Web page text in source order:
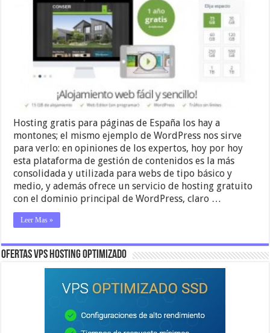
Hosting gratis para páginas de España los hay a
montones; el mismo ejemplo de WordPress nos sirve
para verlo: en opiniones de los expertos, hoy por hoy
esta plataforma de gestión de contenidos es la más
consolidada y utilizada para webs de tipo básico y
medio, y además ofrece un servicio de hosting gratuito
con el dominio principal de WordPress, claro …
Leer Mas »
OFERTAS VPS HOSTING OPTIMIZADO